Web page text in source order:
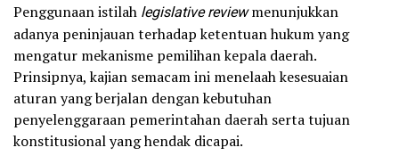
Penggunaan istilah legislative reviewmenunjukkan
adanya peninjauan terhadap ketentuan hukum yang
mengatur mekanisme pemilihan kepala daerah.
Prinsipnya, kajian semacam ini menelaah kesesuaian
aturan yang berjalan dengan kebutuhan
penyelenggaraan pemerintahan daerah serta tujuan
konstitusional yang hendak dicapai.